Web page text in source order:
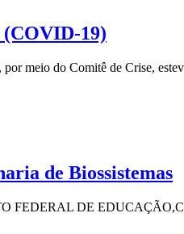
19)
meio do Comitê de Crise,
de Biossistemas
FEDERAL DE